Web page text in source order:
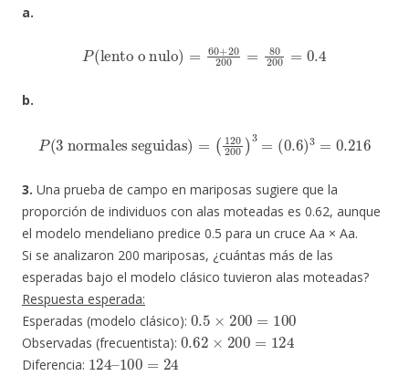
a.
P20 200=80 200=
b.
3 normales seguidas) =(120200)
( 0.6 ) 0.216
3. Una prueba de campo en mariposas sugiere que la
proporción de individuos con alas moteadas es 0.62, aunque
el modelo mendeliano predice 0.5 para un cruce Aa × Aa.
Si se analizaron 200 mariposas, ¿cuántas más de las
esperadas bajo el modelo clásico tuvieron alas moteadas?
Respuesta esperada:
Esperadas (modelo clásico):
0.5 200= 100
Observadas (frecuentista):
0.62 ×200= 124
Diferencia:
124–
100=24